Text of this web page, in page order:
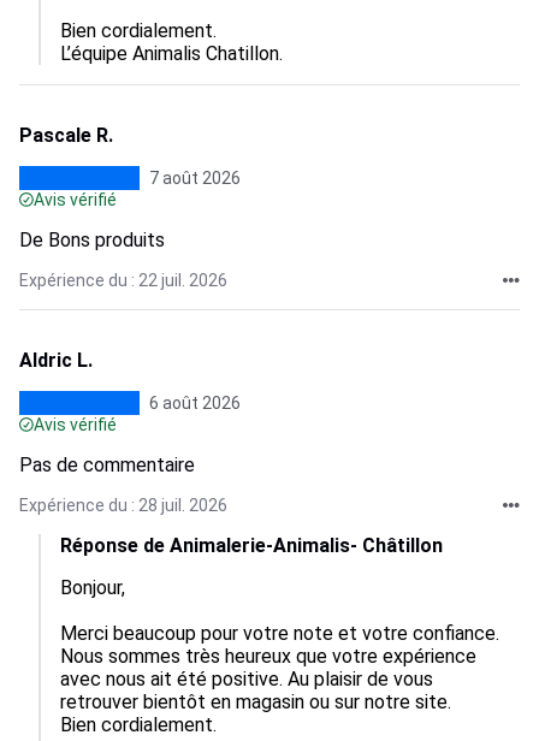
Bien cordialement.
L’équipe Animalis Chatillon.
Pascale R.
7 août 2026
Avis vérifié
De Bons produits
Expérience du : 22 juil. 2026
Aldric L.
6 août 2026
Avis vérifié
Pas de commentaire
Expérience du : 28 juil. 2026
Réponse de Animalerie-Animalis- Châtillon
Bonjour,
Merci beaucoup pour votre note et votre confiance.
Nous sommes très heureux que votre expérience
avec nous ait été positive. Au plaisir de vous
retrouver bientôt en magasin ou sur notre site.
Bien cordialement.